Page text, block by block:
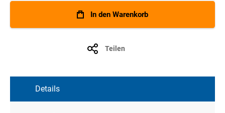
In den Warenkorb
Teilen
Details